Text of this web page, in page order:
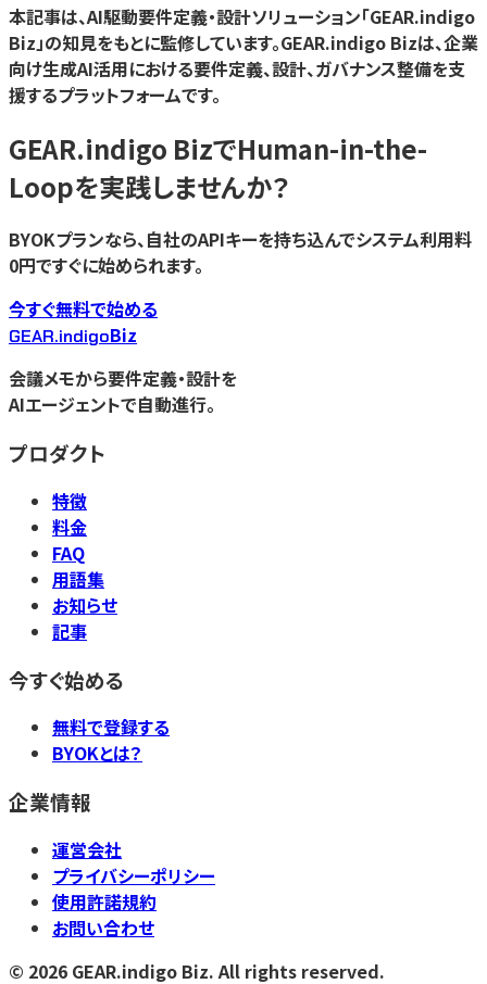
本記事は、AI駆動要件定義・設計ソリューション「GEAR.indigo
Biz」の知見をもとに監修しています。GEAR.indigo Bizは、企業
向け生成AI活用における要件定義、設計、ガバナンス整備を支
援するプラットフォームです。
GEAR.indigo BizでHuman-in-the-
Loopを実践しませんか？
BYOKプランなら、自社のAPIキーを持ち込んでシステム利用料
0円ですぐに始められます。
今すぐ無料で始める
GEAR.indigoBiz
会議メモから要件定義・設計を
AIエージェントで自動進行。
プロダクト
特徴
料金
FAQ
用語集
お知らせ
記事
今すぐ始める
無料で登録する
BYOKとは？
企業情報
運営会社
プライバシーポリシー
使用許諾規約
お問い合わせ
© 2026 GEAR.indigo Biz. All rights reserved.